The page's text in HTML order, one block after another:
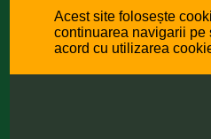
Acest site folosește
continuarea navigarii pe
acord cu utilizarea